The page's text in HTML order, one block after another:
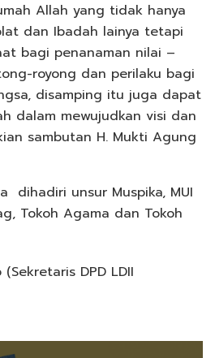
Allah yang tidak hanya
dan Ibadah lainya tetapi
bagi penanaman nilai –
royong dan perilaku bagi
disamping itu juga dapat
dalam mewujudkan visi dan
sambutan H. Mukti Agung
dihadiri unsur Muspika, MUI
Tokoh Agama dan Tokoh
DPD LDII